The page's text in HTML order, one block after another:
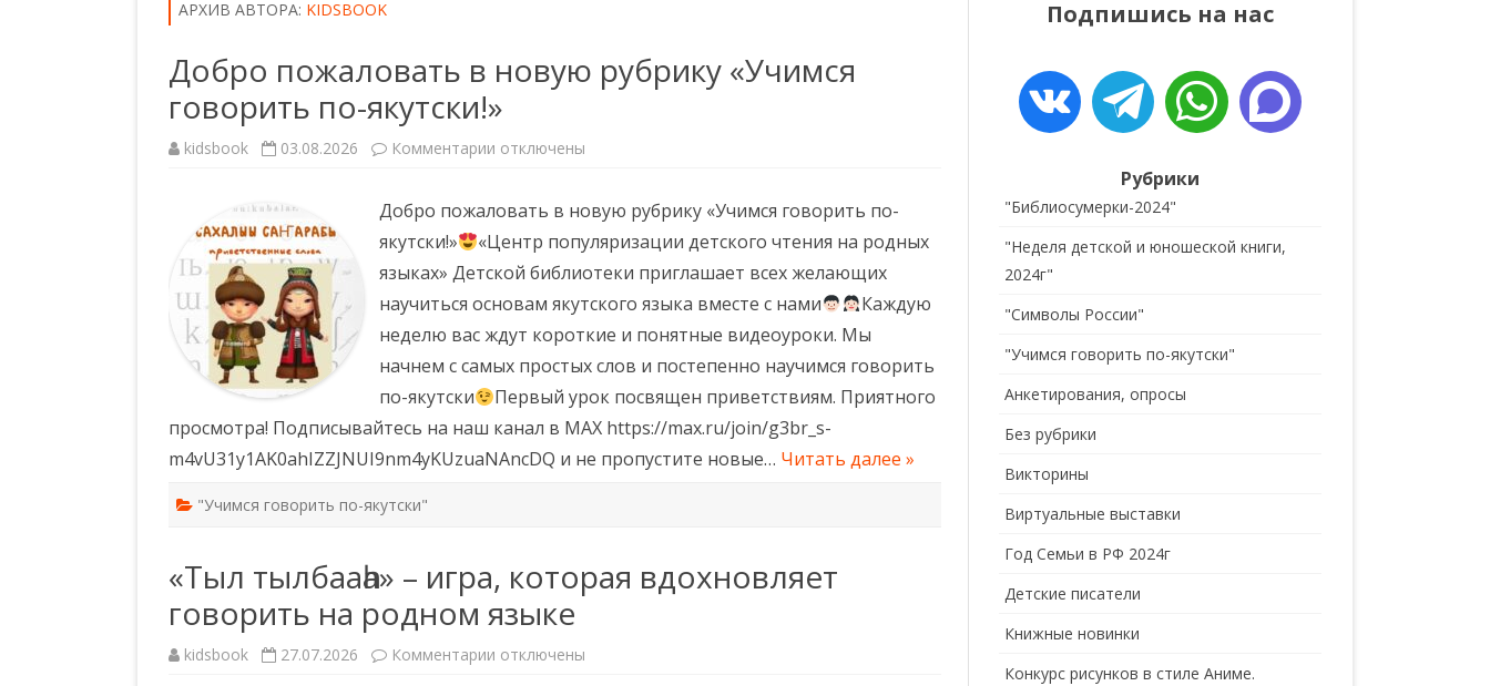
ПРОТИВОДЕЙСТВИЮ
КОРРУПЦИИ
ОБРАТНАЯ СВЯЗЬ
АРХИВ АВТОРА: KIDSBOOK
Добро пожаловать в новую рубрику «Учимся
говорить по-якутски!»
kidsbook 03.08.2026 Комментарии к
в
новую
рубрику
«Учимся
говорить
по-
якутски!»
отключены
Добро пожаловать в новую рубрику «Учимся говорить по-
якутски!»
«Центр популяризации детского чтения на родных
языках» Детской библиотеки приглашает всех желающих
научиться основам якутского языка вместе с нами
Каждую
неделю вас ждут короткие и понятные видеоуроки. Мы
начнем с самых простых слов и постепенно научимся говорить
по-якутски
Первый урок посвящен приветствиям. Приятного
просмотра! Подписывайтесь на наш канал в МАХ https://max.ru/join/g3br_s-
m4vU31y1AK0ahIZZJNUI9nm4yKUzuaNAncDQ и не пропустите новые… Читать далее »
"Учимся говорить по-якутски"
«Тыл тылбааһа» – игра, которая вдохновляет
говорить на родном языке
kidsbook 27.07.2026 Комментарии котключены
Подпишись на нас
Рубрики
"Библиосумерки-2024"
"Неделя детской и юношеской книги,
2024г"
"Символы России"
"Учимся говорить по-якутски"
Анкетирования, опросы
Без рубрики
Викторины
Виртуальные выставки
Год Семьи в РФ 2024г
Детские писатели
Книжные новинки
Конкурс рисунков в стиле Аниме.